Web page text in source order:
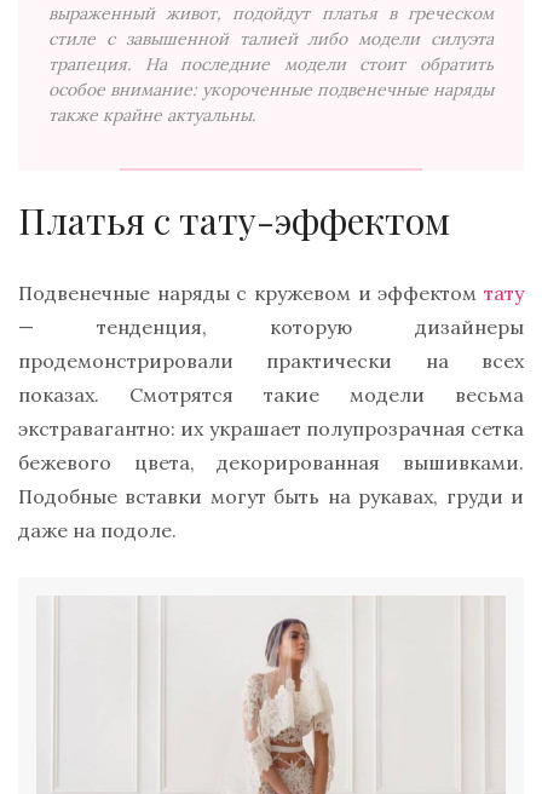
выраженный живот, подойдут платья в греческом
стиле с завышенной талией либо модели силуэта
трапеция. На последние модели стоит обратить
особое внимание: укороченные подвенечные наряды
также крайне актуальны.
Платья с тату-эффектом
Подвенечные наряды с кружевом и эффектом тату
— тенденция, которую дизайнеры
продемонстрировали практически на всех
показах. Смотрятся такие модели весьма
экстравагантно: их украшает полупрозрачная сетка
бежевого цвета, декорированная вышивками.
Подобные вставки могут быть на рукавах, груди и
даже на подоле.